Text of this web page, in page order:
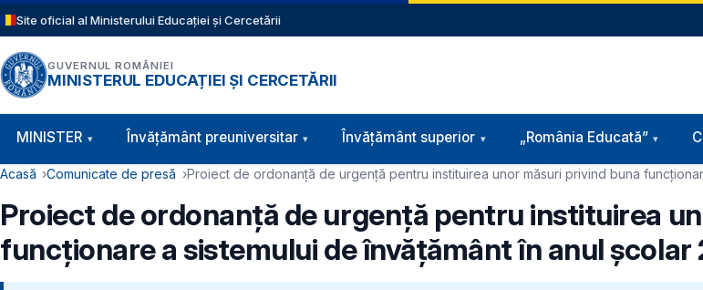
Sari la conținutul principal
Site oficial al Ministerului Educației și Cercetării
GUVERNUL ROMÂNIEI
MINISTERUL EDUCAȚIEI ȘI CERCETĂRII
Navigație principală
MINISTER Învăţământ preuniversitar Învățământ superior „România Educată”
Cale de navigare
Acasă Comunicate de presă Proiect de ordonanță de urgență pentru instituirea unor măsuri privind buna
Proiect de ordonanță de urgență pentru instituirea
funcționare a sistemului de învățământ în anul